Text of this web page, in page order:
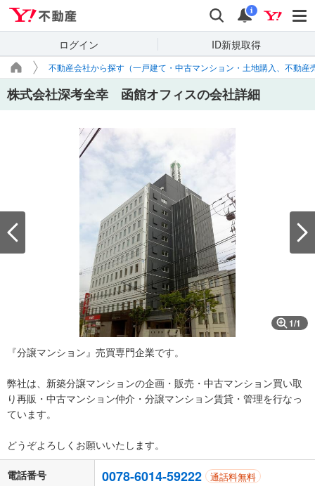
検索 通知
i
ログイン ID新規取得
不動産会社から探す（一戸建て・中古マンション・土地購入、不動産
株式会社深考全幸 函館オフィスの会社詳細
1/1
『分譲マンション』売買専門企業です。
弊社は、新築分譲マンションの企画・販売・中古マンション買い取
り再販・中古マンション仲介・分譲マンション賃貸・管理を行なっ
ています。
どうぞよろしくお願いいたします。
電話番号 0078-6014-59222 通話料無料